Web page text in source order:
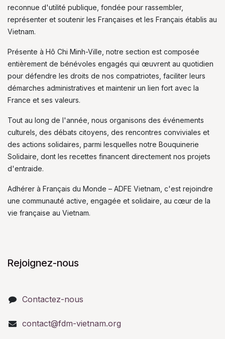
reconnue d'utilité publique, fondée pour rassembler,
représenter et soutenir les Françaises et les Français établis au
Vietnam.
Présente à Hô Chi Minh-Ville, notre section est composée
entièrement de bénévoles engagés qui œuvrent au quotidien
pour défendre les droits de nos compatriotes, faciliter leurs
démarches administratives et maintenir un lien fort avec la
France et ses valeurs.
Tout au long de l'année, nous organisons des événements
culturels, des débats citoyens, des rencontres conviviales et
des actions solidaires, parmi lesquelles notre Bouquinerie
Solidaire, dont les recettes financent directement nos projets
d'entraide.
Adhérer à Français du Monde – ADFE Vietnam, c'est rejoindre
une communauté active, engagée et solidaire, au cœur de la
vie française au Vietnam.
Rejoignez-nous
Contactez-nous
contact@fdm-vietnam.org